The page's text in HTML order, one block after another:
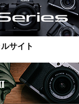
サイト